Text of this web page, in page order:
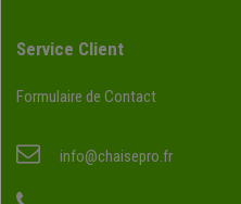
Service Client
Formulaire de Contact
info@chaisepro.fr